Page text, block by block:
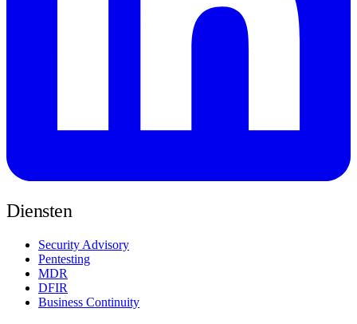
Diensten
Security Advisory
Pentesting
MDR
DFIR
Business Continuity